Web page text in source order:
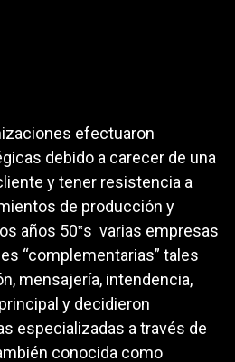
efectuaron
debido a carecer de una
y tener resistencia a
de producción y
años 50‟s varias empresas
“complementarias” tales
mensajería, intendencia,
y decidieron
especializadas a través de
conocida como